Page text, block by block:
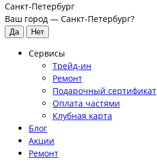
Санкт-Петербург
Ваш город — Санкт-Петербург?
Сервисы
Трейд-ин
Ремонт
Подарочный сертификат
Оплата частями
Клубная карта
Блог
Акции
Ремонт